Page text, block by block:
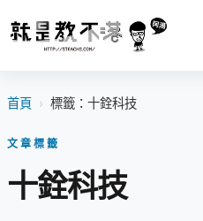
首頁 › 標籤：十銓科技
文章標籤
十銓科技